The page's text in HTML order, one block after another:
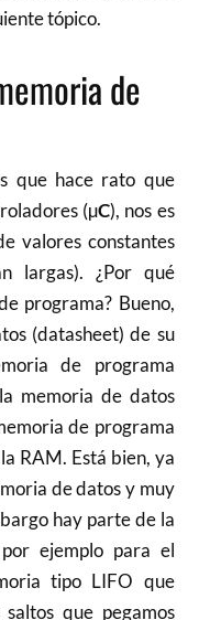
tópico.
de
que hace rato que
(µC), nos es
valores constantes
largas). ¿Por qué
programa? Bueno,
(datasheet) de su
de programa
memoria de datos
de programa
RAM. Está bien, ya
de datos y muy
hay parte de la
ejemplo para el
tipo LIFO que
que pegamos